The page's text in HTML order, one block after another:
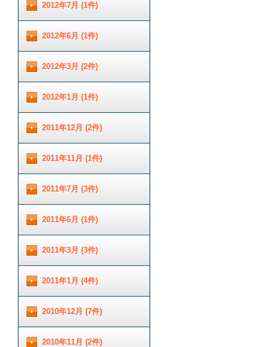
2012年7月 (1件)
2012年6月 (1件)
2012年3月 (2件)
2012年1月 (1件)
2011年12月 (2件)
2011年11月 (1件)
2011年7月 (3件)
2011年6月 (1件)
2011年3月 (3件)
2011年1月 (4件)
2010年12月 (7件)
2010年11月 (2件)